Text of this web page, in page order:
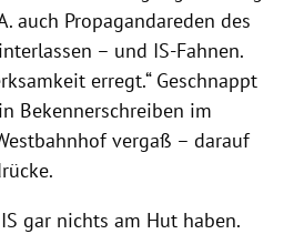
auch Propagandareden des
– und IS-Fahnen.
erregt.“ Geschnappt
Bekennerschreiben im
vergaß – darauf
gar nichts am Hut haben.